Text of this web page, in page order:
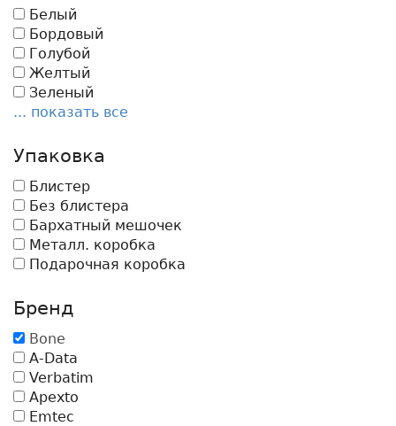
Белый
Бордовый
Голубой
Желтый
Зеленый
... показать все
Упаковка
Блистер
Без блистера
Бархатный мешочек
Металл. коробка
Подарочная коробка
Бренд
Bone
A-Data
Verbatim
Apexto
Emtec